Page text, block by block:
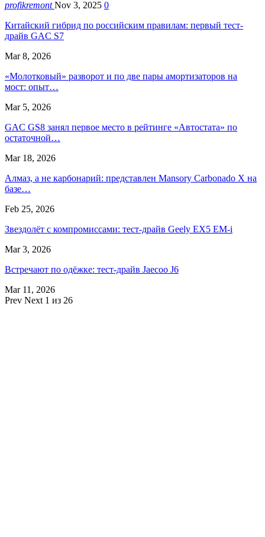
profikremontNov 3, 2025 0
Китайский гибрид по российским правилам: первый тест-
драйв GAC S7
Mar 8, 2026
«Молотковый» разворот и по две пары амортизаторов на
мост: опыт…
Mar 5, 2026
GAC GS8 занял первое место в рейтинге «Автостата» по
остаточной…
Mar 18, 2026
Алмаз, а не карбонарий: представлен Mansory Carbonado X на
базе…
Feb 25, 2026
Звездолёт с компромиссами: тест-драйв Geely EX5 EM-i
Mar 3, 2026
Встречают по одёжке: тест-драйв Jaecoo J6
Mar 11, 2026
Prev Next 1 из 26